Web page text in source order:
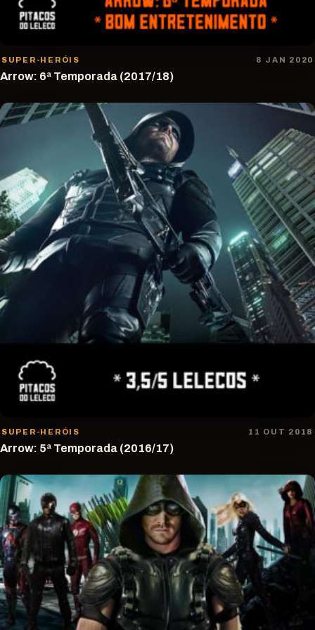
SUPER-HERÓIS 8 JAN 2020
Arrow: 6ª Temporada (2017/18)
SUPER-HERÓIS 11 OUT 2018
Arrow: 5ª Temporada (2016/17)